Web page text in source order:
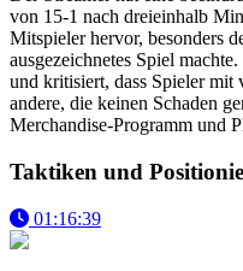
von 15-1 nach dreieinhalb
Mitspieler hervor, besonders
ausgezeichnetes Spiel
und kritisiert, dass Spieler mit
andere, die keinen Schaden
Merchandise-Programm und
Taktiken und
01:16:39